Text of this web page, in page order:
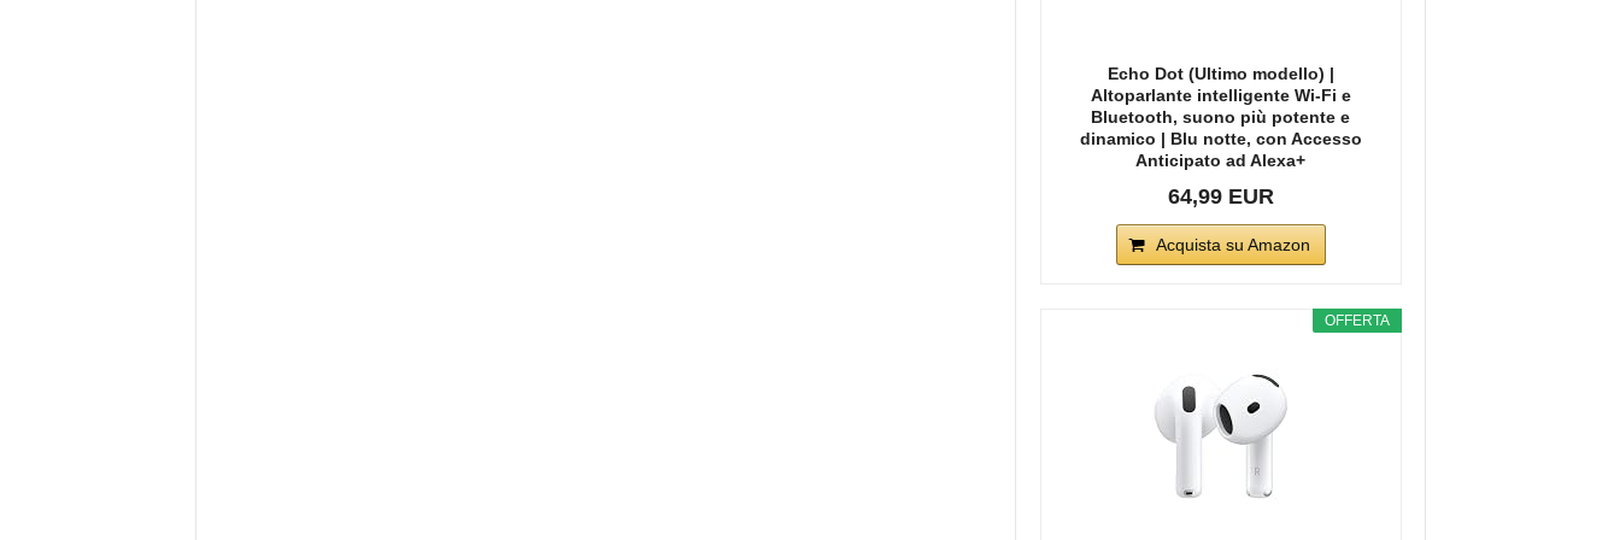
Echo Dot (Ultimo modello) |
Altoparlante intelligente Wi-Fi e
Bluetooth, suono più potente e
dinamico | Blu notte, con Accesso
Anticipato ad Alexa+
64,99 EUR
Acquista su Amazon
OFFERTA